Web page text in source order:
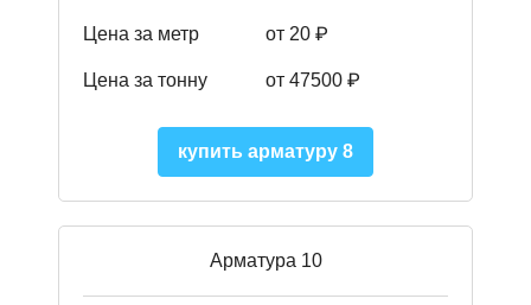
Цена за метр от 20 ₽
Цена за тонну от 47500 ₽
купить арматуру 8
Арматура 10